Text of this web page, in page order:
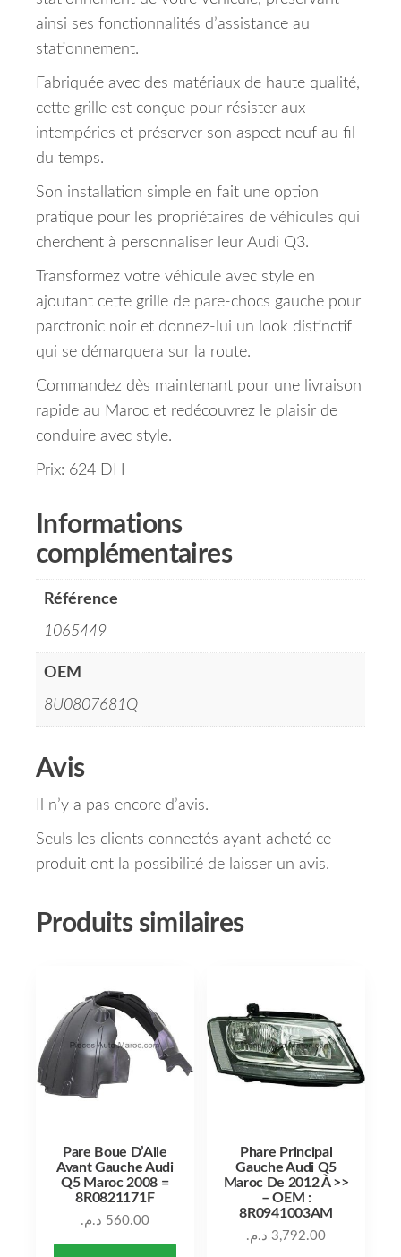
ainsi ses fonctionnalités d’assistance au
stationnement.
Fabriquée avec des matériaux de haute qualité,
cette grille est conçue pour résister aux
intempéries et préserver son aspect neuf au fil
du temps.
Son installation simple en fait une option
pratique pour les propriétaires de véhicules qui
cherchent à personnaliser leur Audi Q3.
Transformez votre véhicule avec style en
ajoutant cette grille de pare-chocs gauche pour
parctronic noir et donnez-lui un look distinctif
qui se démarquera sur la route.
Commandez dès maintenant pour une livraison
rapide au Maroc et redécouvrez le plaisir de
conduire avec style.
Prix: 624 DH
Informations
complémentaires
Référence
1065449
OEM
8U0807681Q
Avis
Il n’y a pas encore d’avis.
Seuls les clients connectés ayant acheté ce
produit ont la possibilité de laisser un avis.
Produits similaires
Pare Boue D’Aile
Avant Gauche Audi
Q5 Maroc 2008 =
8R0821171F
560.00 د.م.
Phare Principal
Gauche Audi Q5
Maroc De 2012 À >>
– OEM :
8R0941003AM
3,792.00 د.م.